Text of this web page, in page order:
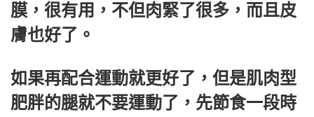
膜，很有用，不但肉緊了很多，而且皮
膚也好了。
如果再配合運動就更好了，但是肌肉型
肥胖的腿就不要運動了，先節食一段時